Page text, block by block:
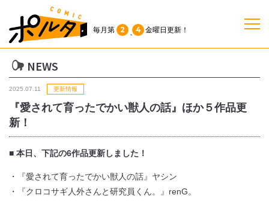
毎月第 2 4 金曜日 更新！
作品一覧
単行本
NEWS
NEWS
2025.07.11 更新情報
『愛されて育ったでかい獣人の話』ほか５作品更
新！
■ 本日、下記の6作品更新しました！
・『愛されて育ったでかい獣人の話』ヤシン
・『クロコサギ人外さんと研究員くん。』renG。